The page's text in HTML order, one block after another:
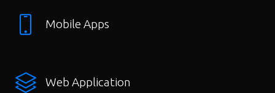
Mobile Apps
Web Application